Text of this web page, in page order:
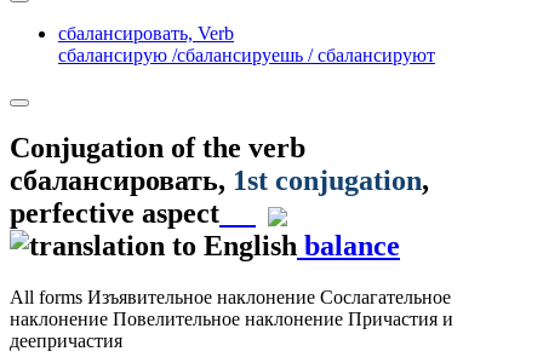
сбалансировать, Verb
сбалансирую /сбалансируешь / сбалансируют
Conjugation of the verb
сбалансировать, 1st conjugation,
perfective aspect
balance
All forms Изъявительное наклонение Сослагательное
наклонение Повелительное наклонение Причастия и
деепричастия